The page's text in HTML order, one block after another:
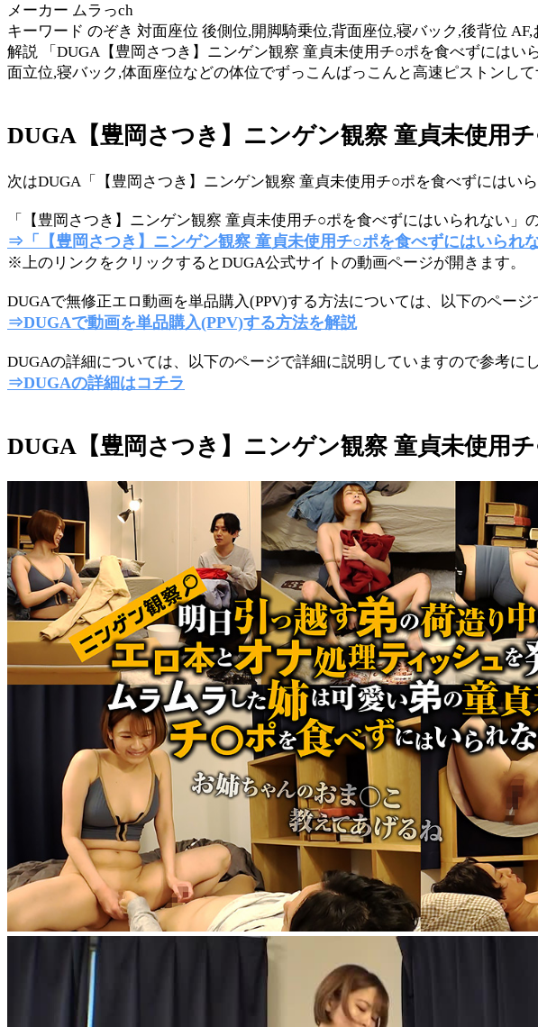
メーカー ムラっch
キーワード のぞき 対面座位 後側位,開脚騎乗位,背面座位,寝バック,後背位
解説 「DUGA【豊岡さつき】ニンゲン観察 童貞未使用チ○ポを食べずには
面立位,寝バック,体面座位などの体位でずっこんばっこんと高速ピストンし
DUGA【豊岡さつき】ニンゲン観察 童貞未使用
次はDUGA「【豊岡さつき】ニンゲン観察 童貞未使用チ○ポを食べずにはい
「【豊岡さつき】ニンゲン観察 童貞未使用チ○ポを食べずにはいられない」
⇒「【豊岡さつき】ニンゲン観察 童貞未使用チ○ポを食べずにはいられ
※上のリンクをクリックするとDUGA公式サイトの動画ページが開きます。
DUGAで無修正エロ動画を単品購入(PPV)する方法については、以下のペー
⇒DUGAで動画を単品購入(PPV)する方法を解説
DUGAの詳細については、以下のページで詳細に説明していますので参考に
⇒DUGAの詳細はコチラ
DUGA【豊岡さつき】ニンゲン観察 童貞未使用